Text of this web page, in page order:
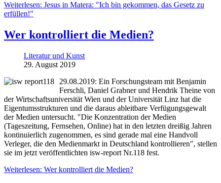
Weiterlesen: Jesus in Matera: "Ich bin gekommen, das Gesetz zu
erfüllen!"
Wer kontrolliert die Medien?
Literatur und Kunst
29. August 2019
29.08.2019: Ein Forschungsteam mit Benjamin
Ferschli, Daniel Grabner und Hendrik Theine von
der Wirtschaftsuniversität Wien und der Universität Linz hat die
Eigentumsstrukturen und die daraus ableitbare Verfügungsgewalt
der Medien untersucht. "Die Konzentration der Medien
(Tageszeitung, Fernsehen, Online) hat in den letzten dreißig Jahren
kontinuierlich zugenommen, es sind gerade mal eine Handvoll
Verleger, die den Medienmarkt in Deutschland kontrollieren", stellen
sie im jetzt veröffentlichten isw-report Nr.118 fest.
Weiterlesen: Wer kontrolliert die Medien?